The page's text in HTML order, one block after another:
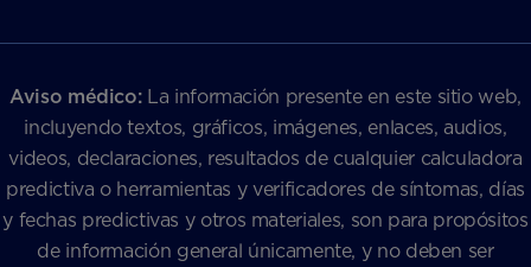
Aviso médico:La información presente en este sitio web,
incluyendo textos, gráficos, imágenes, enlaces, audios,
videos, declaraciones, resultados de cualquier calculadora
predictiva o herramientas y verificadores de síntomas, días
y fechas predictivas y otros materiales, son para propósitos
de información general únicamente, y no deben ser